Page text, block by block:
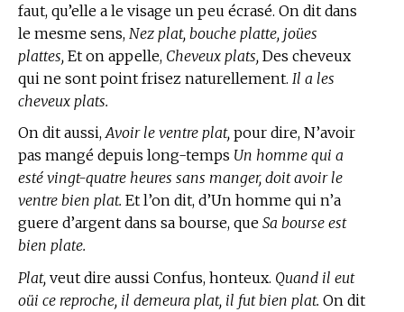
faut, qu’elle a le visage un peu écrasé. On dit dans
le mesme sens, Nez plat, bouche platte, joües
plattes, Et on appelle, Cheveux plats, Des cheveux
qui ne sont point frisez naturellement. Il a les
cheveux plats.
On dit aussi,Avoir le ventre plat, pour dire, N’avoir
pas mangé depuis long-temps Un homme qui a
esté vingt-quatre heures sans manger, doit avoir le
ventre bien plat. Et l’on dit, d’Un homme qui n’a
guere d’argent dans sa bourse, que Sa bourse est
bien plate.
Plat, veut dire aussi Confus, honteux. Quand il eut
oüi ce reproche, il demeura plat, il fut bien plat. On dit